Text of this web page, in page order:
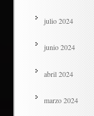
julio 2024
junio 2024
abril 2024
marzo 2024